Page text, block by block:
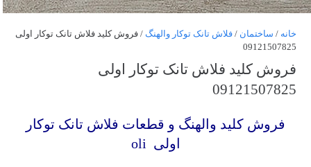
خانه / ساختمان / فلاش تانک توکار والهنگ / فروش کلید فلاش تانک توکار اولی
09121507825
فروش کلید فلاش تانک توکار اولی
09121507825
فروش کلید والهنگ و قطعات فلاش تانک توکار
اولی oli